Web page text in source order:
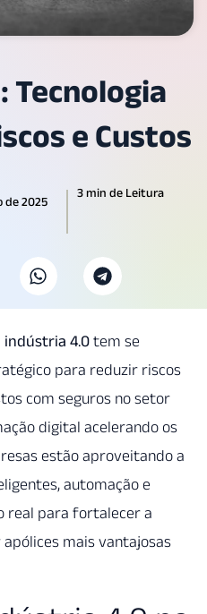
Tecnologia
e Custos
de 2025
3 min de Leitura
indústria 4.0 tem se
para reduzir riscos
com seguros no setor
digital acelerando os
estão aproveitando a
automação e
real para fortalecer a
mais vantajosas